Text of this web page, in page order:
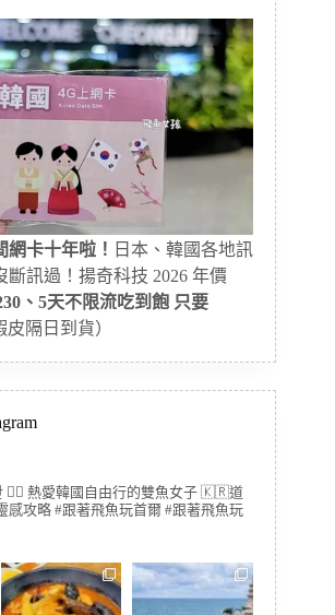
卡十年啦！ 日本、韓國各地訊
斷訊過！揚奇科技 2026 年價
、5天不限流吃到飽 只要
皮隔日到貨）
🏳️‍🌈 熱愛韓國自由行的雙魚女子 🇰🇷道
感攻略 #跟著飛魚玩首爾 #跟著飛魚玩